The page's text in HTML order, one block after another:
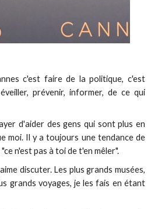
c'est faire de la politique, c'est
prévenir, informer, de ce qui
d'aider des gens qui sont plus en
moi. Il y a toujours une tendance de
n'est pas à toi de t'en mêler".
discuter. Les plus grands musées,
grands voyages, je les fais en étant